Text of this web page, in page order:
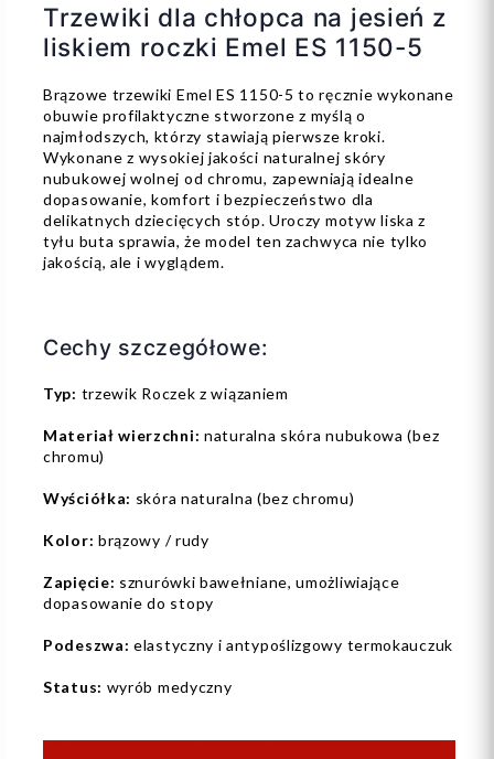
Trzewiki dla chłopca na jesień z
liskiem roczki Emel ES 1150-5
Brązowe trzewiki Emel ES 1150-5 to ręcznie wykonane
obuwie profilaktyczne stworzone z myślą o
najmłodszych, którzy stawiają pierwsze kroki.
Wykonane z wysokiej jakości naturalnej skóry
nubukowej wolnej od chromu, zapewniają idealne
dopasowanie, komfort i bezpieczeństwo dla
delikatnych dziecięcych stóp. Uroczy motyw liska z
tyłu buta sprawia, że model ten zachwyca nie tylko
jakością, ale i wyglądem.
Cechy szczegółowe:
Typ: trzewik Roczek z wiązaniem
Materiał wierzchni: naturalna skóra nubukowa (bez
chromu)
Wyściółka: skóra naturalna (bez chromu)
Kolor: brązowy / rudy
Zapięcie: sznurówki bawełniane, umożliwiające
dopasowanie do stopy
Podeszwa: elastyczny i antypoślizgowy termokauczuk
Status: wyrób medyczny